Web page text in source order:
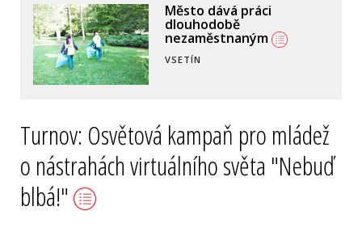
Město dává práci
dlouhodobě
nezaměstnaným
VSETÍN
Turnov: Osvětová kampaň pro mládež
o nástrahách virtuálního světa "Nebuď
blbá!"